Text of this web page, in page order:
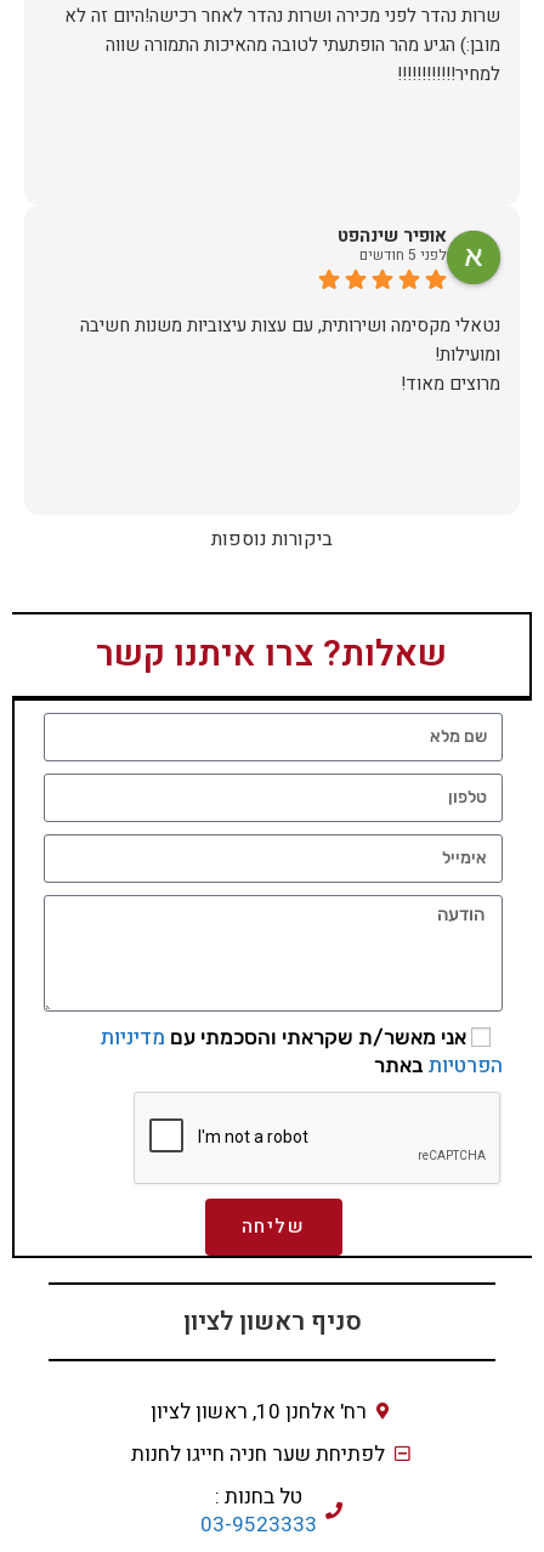
שרות נהדר לפני מכירה ושרות נהדר לאחר רכישה!היום זה לא
מובן:) הגיע מהר הופתעתי לטובה מהאיכות התמורה שווה
למחיר!!!!!!!!!!!!
אופיר שינהפט
לפני 5 חודשים
נטאלי מקסימה ושירותית, עם עצות עיצוביות משנות חשיבה
מרוצים מאוד!
ביקורות נוספות
שאלות? צרו איתנו קשר
אני מאשר/ת שקראתי והסכמתי עם מדיניות
הפרטיות באתר
שליחה
סניף ראשון לציון
רח' אלחנן 10, ראשון לציון
לפתיחת שער חניה חייגו לחנות
טל בחנות :
03-9523333